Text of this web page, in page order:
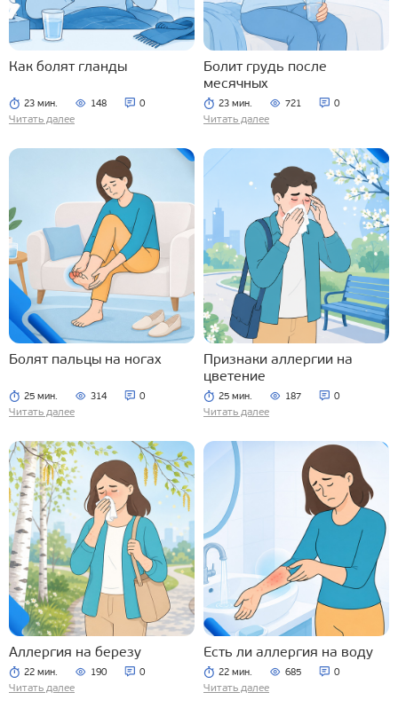
Как болят гланды
23 мин. 148 0
Читать далее
Болит грудь после
месячных
23 мин. 721 0
Читать далее
Болят пальцы на ногах
25 мин. 314 0
Читать далее
Признаки аллергии на
цветение
25 мин. 187 0
Читать далее
Аллергия на березу
22 мин. 190 0
Читать далее
Есть ли аллергия на воду
22 мин. 685 0
Читать далее